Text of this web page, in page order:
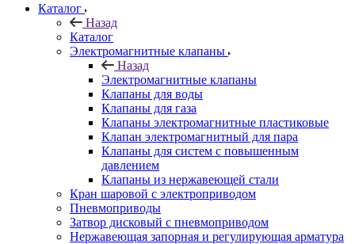
Каталог
Назад
Каталог
Электромагнитные клапаны
Назад
Электромагнитные клапаны
Клапаны для воды
Клапаны для газа
Клапаны электромагнитные пластиковые
Клапан электромагнитный для пара
Клапаны для систем с повышенным
давлением
Клапаны из нержавеющей стали
Кран шаровой с электроприводом
Пневмоприводы
Затвор дисковый с пневмоприводом
Нержавеющая запорная и регулирующая арматура